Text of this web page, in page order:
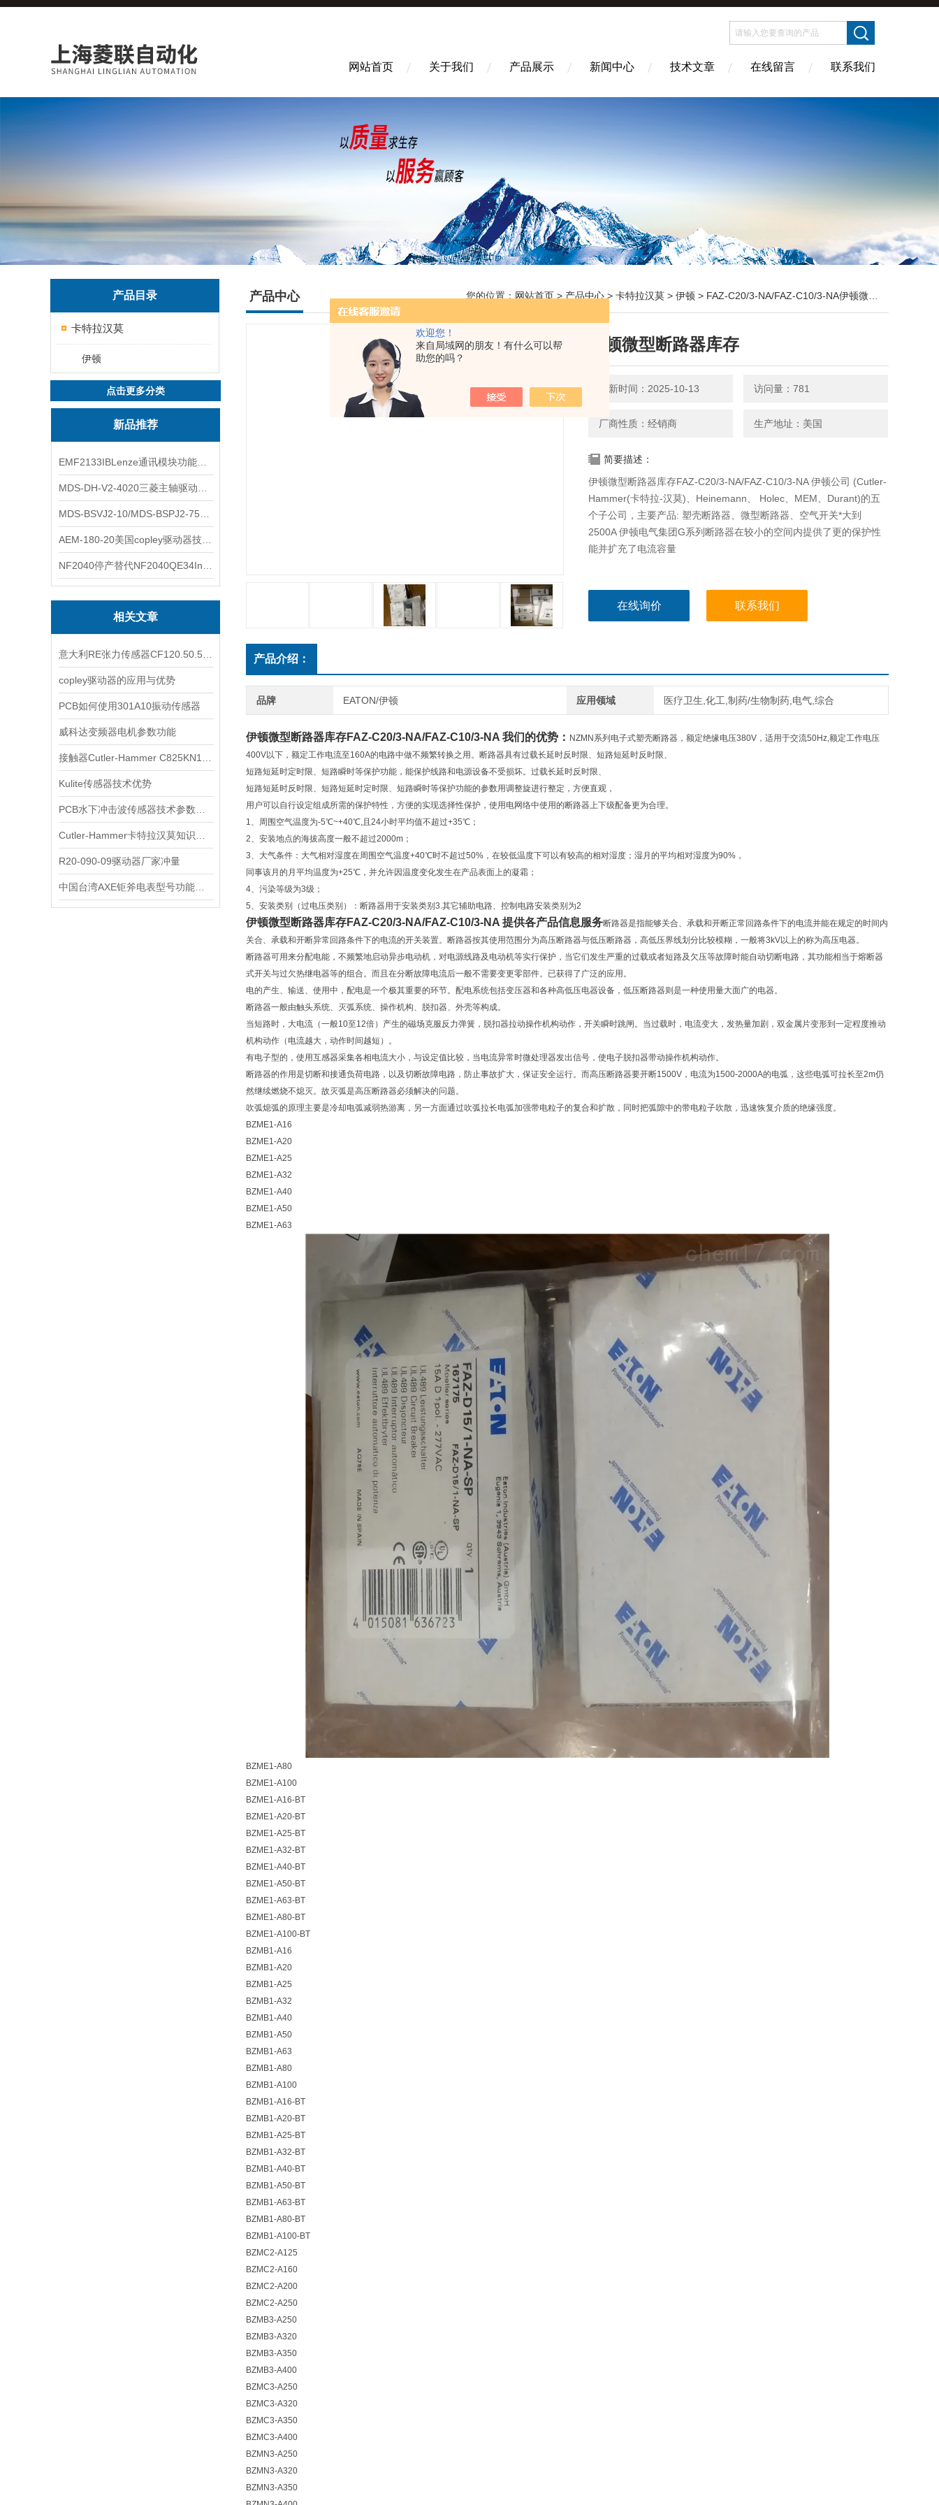
欢迎您！
来自局域网的朋友！有什么可以帮
助您的吗？
网站首页 关于我们 产品展示 新闻中心 技术文章 在线留言 联系我们
产品目录
卡特拉汉莫
伊顿
点击更多分类
新品推荐
相关文章
copley驱动器的应用与优势
PCB如何使用301A10振动传感器
威科达变频器电机参数功能
Kulite传感器技术优势
R20-090-09驱动器厂家冲量
产品中心 您的位置： 网站首页 > 产品中心 > 卡特拉汉莫 > 伊顿 > FAZ-C20/3-NA/FAZ-C10/3-NA伊顿微型断路器库存
伊顿微型断路器库存
更新时间：2025-10-13 访问量：781
厂商性质：经销商 生产地址：美国
简要描述：
伊顿微型断路器库存FAZ-C20/3-NA/FAZ-C10/3-NA 伊顿公司 (Cutler-
Hammer(卡特拉-汉莫)、Heinemann、 Holec、MEM、Durant)的五
个子公司，主要产品: 塑壳断路器、微型断路器、空气开关*大到
2500A 伊顿电气集团G系列断路器在较小的空间内提供了更的保护性
能并扩充了电流容量
在线询价 联系我们
产品介绍：
品牌 EATON/伊顿 应用领域 医疗卫生,化工,制药/生物制药,电气,综合
伊顿微型断路器库存FAZ-C20/3-NA/FAZ-C10/3-NA 我们的优势： NZMN系列电子式塑壳断路器，额定绝缘电压380V，适用于交流50Hz,额定工作电压
400V以下，额定工作电流至160A的电路中做不频繁转换之用。断路器具有过载长延时反时限、短路短延时反时限、
短路短延时定时限、短路瞬时等保护功能，能保护线路和电源设备不受损坏。过载长延时反时限、
短路短延时反时限、短路短延时定时限、短路瞬时等保护功能的参数用调整旋进行整定，方便直观，
用户可以自行设定组成所需的保护特性，方便的实现选择性保护，使用电网络中使用的断路器上下级配备更为合理。
1、周围空气温度为-5℃~+40℃,且24小时平均值不超过+35℃；
2、安装地点的海拔高度一般不超过2000m；
3、大气条件：大气相对湿度在周围空气温度+40℃时不超过50%，在较低温度下可以有较高的相对湿度；湿月的平均相对湿度为90%，
同事该月的月平均温度为+25℃，并允许因温度变化发生在产品表面上的凝霜；
4、污染等级为3级；
5、安装类别（过电压类别）：断路器用于安装类别3.其它辅助电路、控制电路安装类别为2
伊顿微型断路器库存FAZ-C20/3-NA/FAZ-C10/3-NA 提供各产品信息服务断路器是指能够关合、承载和开断正常回路条件下的电流并能在规定的时间内
关合、承载和开断异常回路条件下的电流的开关装置。断路器按其使用范围分为高压断路器与低压断路器，高低压界线划分比较模糊，一般将3kV以上的称为高压电器。
断路器可用来分配电能，不频繁地启动异步电动机，对电源线路及电动机等实行保护，当它们发生严重的过载或者短路及欠压等故障时能自动切断电路，其功能相当于熔断器
式开关与过欠热继电器等的组合。而且在分断故障电流后一般不需要变更零部件。已获得了广泛的应用。
电的产生、输送、使用中，配电是一个极其重要的环节。配电系统包括变压器和各种高低压电器设备，低压断路器则是一种使用量大面广的电器。
断路器一般由触头系统、灭弧系统、操作机构、脱扣器、外壳等构成。
当短路时，大电流（一般10至12倍）产生的磁场克服反力弹簧，脱扣器拉动操作机构动作，开关瞬时跳闸。当过载时，电流变大，发热量加剧，双金属片变形到一定程度推动
机构动作（电流越大，动作时间越短）。
有电子型的，使用互感器采集各相电流大小，与设定值比较，当电流异常时微处理器发出信号，使电子脱扣器带动操作机构动作。
断路器的作用是切断和接通负荷电路，以及切断故障电路，防止事故扩大，保证安全运行。而高压断路器要开断1500V，电流为1500-2000A的电弧，这些电弧可拉长至2m仍
然继续燃烧不熄灭。故灭弧是高压断路器必须解决的问题。
吹弧熄弧的原理主要是冷却电弧减弱热游离，另一方面通过吹弧拉长电弧加强带电粒子的复合和扩散，同时把弧隙中的带电粒子吹散，迅速恢复介质的绝缘强度。
BZME1-A16
BZME1-A20
BZME1-A25
BZME1-A32
BZME1-A40
BZME1-A50
BZME1-A63
BZME1-A80
BZME1-A100
BZME1-A16-BT
BZME1-A20-BT
BZME1-A25-BT
BZME1-A32-BT
BZME1-A40-BT
BZME1-A50-BT
BZME1-A63-BT
BZME1-A80-BT
BZME1-A100-BT
BZMB1-A16
BZMB1-A20
BZMB1-A25
BZMB1-A32
BZMB1-A40
BZMB1-A50
BZMB1-A63
BZMB1-A80
BZMB1-A100
BZMB1-A16-BT
BZMB1-A20-BT
BZMB1-A25-BT
BZMB1-A32-BT
BZMB1-A40-BT
BZMB1-A50-BT
BZMB1-A63-BT
BZMB1-A80-BT
BZMB1-A100-BT
BZMC2-A125
BZMC2-A160
BZMC2-A200
BZMC2-A250
BZMB3-A250
BZMB3-A320
BZMB3-A350
BZMB3-A400
BZMC3-A250
BZMC3-A320
BZMC3-A350
BZMC3-A400
BZMN3-A250
BZMN3-A320
BZMN3-A350